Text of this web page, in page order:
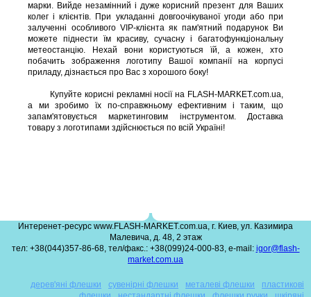
марки. Вийде незамінний і дуже корисний презент для Ваших
колег і клієнтів. При укладанні довгоочікуваної угоди або при
залученні особливого VIP-клієнта як пам'ятний подарунок Ви
можете піднести їм красиву, сучасну і багатофункціональну
метеостанцію. Нехай вони користуються їй, а кожен, хто
побачить зображення логотипу Вашої компанії на корпусі
приладу, дізнається про Вас з хорошого боку!
Купуйте корисні рекламні носії на FLASH-MARKET.com.ua,
а ми зробимо їх по-справжньому ефективним і таким, що
запам'ятовується маркетинговим інструментом. Доставка
товару з логотипами здійснюється по всій Україні!
Интеренет-ресурс www.FLASH-MARKET.com.ua, г. Киев, ул. Казимира
Малевича, д. 48, 2 этаж
тел: +38(044)357-86-68, тел/факс.: +38(099)24-000-83, e-mail: igor@flash-
market.com.ua
дерев'яні флешки сувенірні флешки металеві флешки
пластикові